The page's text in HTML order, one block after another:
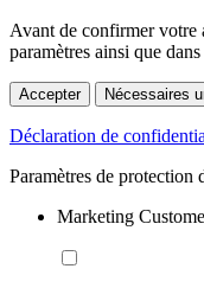
Avant de confirmer votre
paramètres ainsi que
Accepter Nécessaires
Déclaration de
Paramètres de protection
Marketing